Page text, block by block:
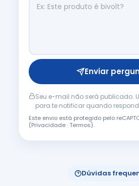
Enviar
Seu e-mail não será publicado.
para te notificar quando
Este envio está protegido pelo
(Privacidade·Termos).
Dúvidas